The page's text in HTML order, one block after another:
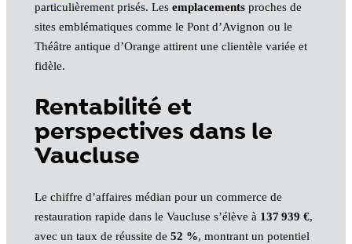
particulièrement prisés. Les emplacementsproches de
sites emblématiques comme le Pont d’Avignon ou le
Théâtre antique d’Orange attirent une clientèle variée et
fidèle.
Rentabilité et
perspectives dans le
Vaucluse
Le chiffre d’affaires médian pour un commerce de
restauration rapide dans le Vaucluse s’élève à 137 939 €,
avec un taux de réussite de 52 %, montrant un potentiel